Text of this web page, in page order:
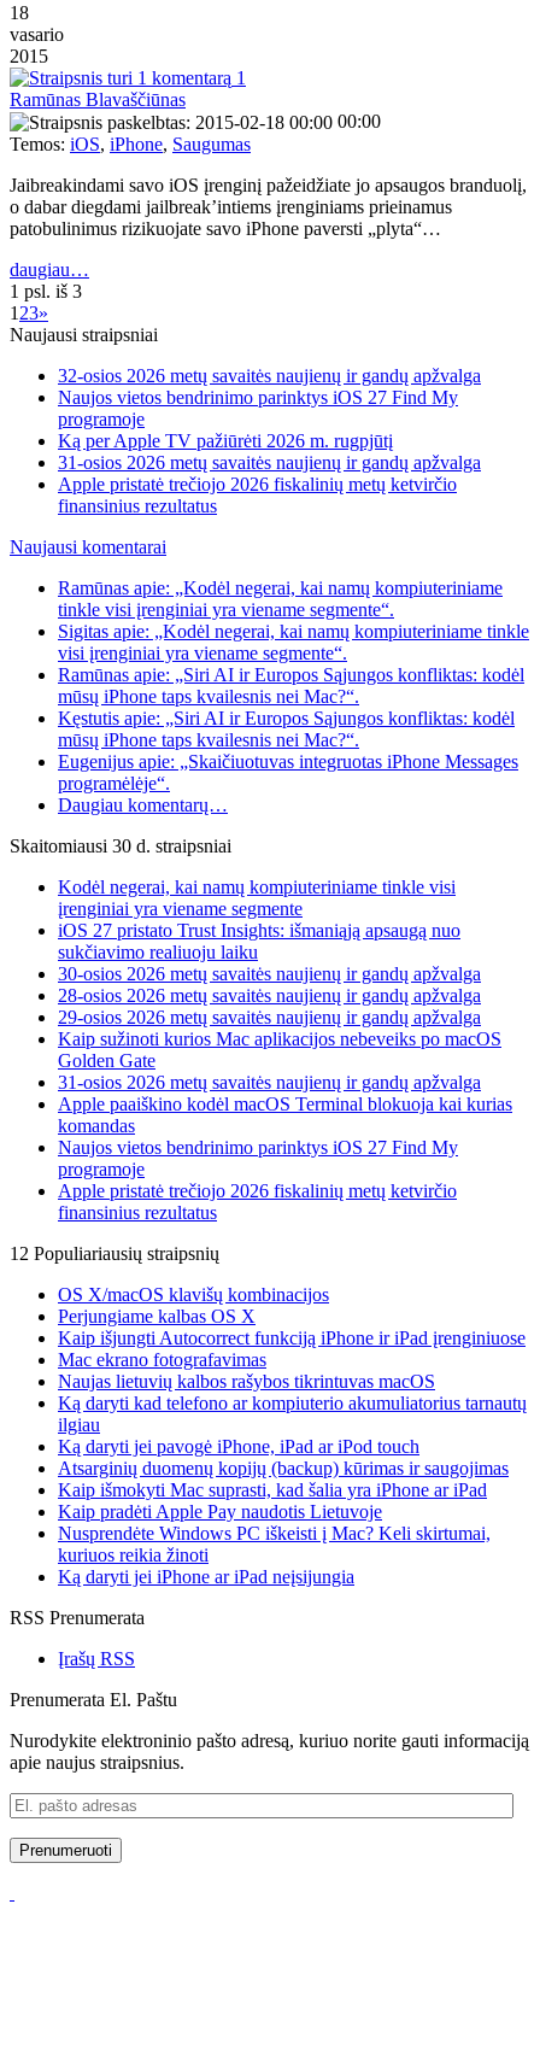
18
vasario
2015
1
Ramūnas Blavaščiūnas
00:00
Temos: iOS, iPhone, Saugumas
Jaibreakindami savo iOS įrenginį pažeidžiate jo apsaugos branduolį,
o dabar diegdami jailbreak’intiems įrenginiams prieinamus
patobulinimus rizikuojate savo iPhone paversti „plyta“…
daugiau…
1 psl. iš 3
1 23»
Naujausi straipsniai
32-osios 2026 metų savaitės naujienų ir gandų apžvalga
Naujos vietos bendrinimo parinktys iOS 27 Find My
programoje
Ką per Apple TV pažiūrėti 2026 m. rugpjūtį
31-osios 2026 metų savaitės naujienų ir gandų apžvalga
Apple pristatė trečiojo 2026 fiskalinių metų ketvirčio
finansinius rezultatus
Naujausi komentarai
Ramūnas apie: „Kodėl negerai, kai namų kompiuteriniame
tinkle visi įrenginiai yra viename segmente“.
Sigitas apie: „Kodėl negerai, kai namų kompiuteriniame tinkle
visi įrenginiai yra viename segmente“.
Ramūnas apie: „Siri AI ir Europos Sąjungos konfliktas: kodėl
mūsų iPhone taps kvailesnis nei Mac?“.
Kęstutis apie: „Siri AI ir Europos Sąjungos konfliktas: kodėl
mūsų iPhone taps kvailesnis nei Mac?“.
Eugenijus apie: „Skaičiuotuvas integruotas iPhone Messages
programėlėje“.
Daugiau komentarų…
Skaitomiausi 30 d. straipsniai
Kodėl negerai, kai namų kompiuteriniame tinkle visi
įrenginiai yra viename segmente
iOS 27 pristato Trust Insights: išmaniąją apsaugą nuo
sukčiavimo realiuoju laiku
30-osios 2026 metų savaitės naujienų ir gandų apžvalga
28-osios 2026 metų savaitės naujienų ir gandų apžvalga
29-osios 2026 metų savaitės naujienų ir gandų apžvalga
Kaip sužinoti kurios Mac aplikacijos nebeveiks po macOS
Golden Gate
31-osios 2026 metų savaitės naujienų ir gandų apžvalga
Apple paaiškino kodėl macOS Terminal blokuoja kai kurias
komandas
Naujos vietos bendrinimo parinktys iOS 27 Find My
programoje
Apple pristatė trečiojo 2026 fiskalinių metų ketvirčio
finansinius rezultatus
12 Populiariausių straipsnių
OS X/macOS klavišų kombinacijos
Perjungiame kalbas OS X
Kaip išjungti Autocorrect funkciją iPhone ir iPad įrenginiuose
Mac ekrano fotografavimas
Naujas lietuvių kalbos rašybos tikrintuvas macOS
Ką daryti kad telefono ar kompiuterio akumuliatorius tarnautų
ilgiau
Ką daryti jei pavogė iPhone, iPad ar iPod touch
Atsarginių duomenų kopijų (backup) kūrimas ir saugojimas
Kaip išmokyti Mac suprasti, kad šalia yra iPhone ar iPad
Kaip pradėti Apple Pay naudotis Lietuvoje
Nusprendėte Windows PC iškeisti į Mac? Keli skirtumai,
kuriuos reikia žinoti
Ką daryti jei iPhone ar iPad neįsijungia
RSS Prenumerata
Įrašų RSS
Prenumerata El. Paštu
Nurodykite elektroninio pašto adresą, kuriuo norite gauti informaciją
apie naujus straipsnius.
El.
pašto
adresas
Prenumeruoti